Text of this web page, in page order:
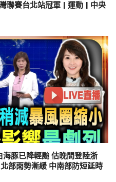
聯賽台北站冠軍 | 運動 | 中央
豚已降輕颱 估晚間登陸浙
部雨勢漸緩 中南部防短延時